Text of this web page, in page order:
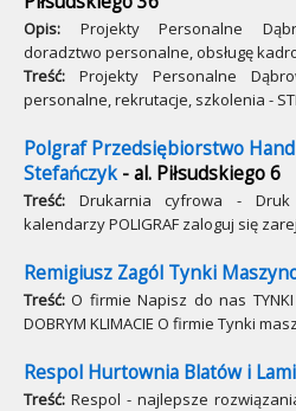
Opis: Projekty Personalne
doradztwo personalne, obsługę
Treść: Projekty Personalne
personalne, rekrutacje, szkolenia -
Polgraf Przedsiębiorstwo
Stefańczyk- al. Piłsudskiego 6
Treść: Drukarnia cyfrowa -
kalendarzy POLIGRAF zaloguj się
Remigiusz Zagól Tynki
Treść: O firmie Napisz do nas TYNKI
DOBRYM KLIMACIE O firmie Tynki
Respol Hurtownia Blatów i
Treść: Respol - najlepsze